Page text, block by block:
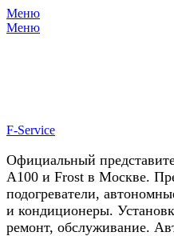
Меню
Меню
F-Service
Официальный
А100 и Frost в Москве.
подогреватели,
и кондиционеры.
ремонт, обслуживание.
У нас